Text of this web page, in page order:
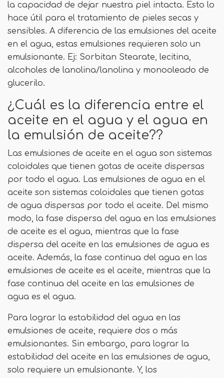
la capacidad de dejar nuestra piel intacta. Esto lo
hace útil para el tratamiento de pieles secas y
sensibles. A diferencia de las emulsiones del aceite
en el agua, estas emulsiones requieren solo un
emulsionante. Ej: Sorbitan Stearate, lecitina,
alcoholes de lanolina/lanolina y monooleado de
glucerilo.
¿Cuál es la diferencia entre el
aceite en el agua y el agua en
la emulsión de aceite??
Las emulsiones de aceite en el agua son sistemas
coloidales que tienen gotas de aceite dispersas
por todo el agua. Las emulsiones de agua en el
aceite son sistemas coloidales que tienen gotas
de agua dispersas por todo el aceite. Del mismo
modo, la fase dispersa del agua en las emulsiones
de aceite es el agua, mientras que la fase
dispersa del aceite en las emulsiones de agua es
aceite. Además, la fase continua del agua en las
emulsiones de aceite es el aceite, mientras que la
fase continua del aceite en las emulsiones de
agua es el agua.
Para lograr la estabilidad del agua en las
emulsiones de aceite, requiere dos o más
emulsionantes. Sin embargo, para lograr la
estabilidad del aceite en las emulsiones de agua,
solo requiere un emulsionante. Y, los